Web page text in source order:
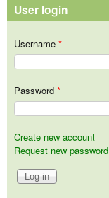
User login
Username *
Password *
Create new account
Request new password